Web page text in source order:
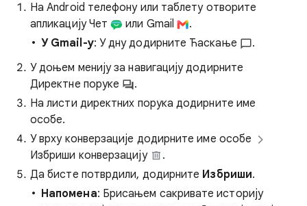
На Android телефону или таблету отворите
апликацију Чет
или Gmail
.
У Gmail-у: У дну додирните Ћаскање
.
У доњем менију за навигацију додирните
Директне поруке
.
На листи директних порука додирните име
особе.
У врху конверзације додирните име особе
Избриши конверзацију
.
Да бисте потврдили, додирните Избриши.
Напомена: Брисањем сакривате историју